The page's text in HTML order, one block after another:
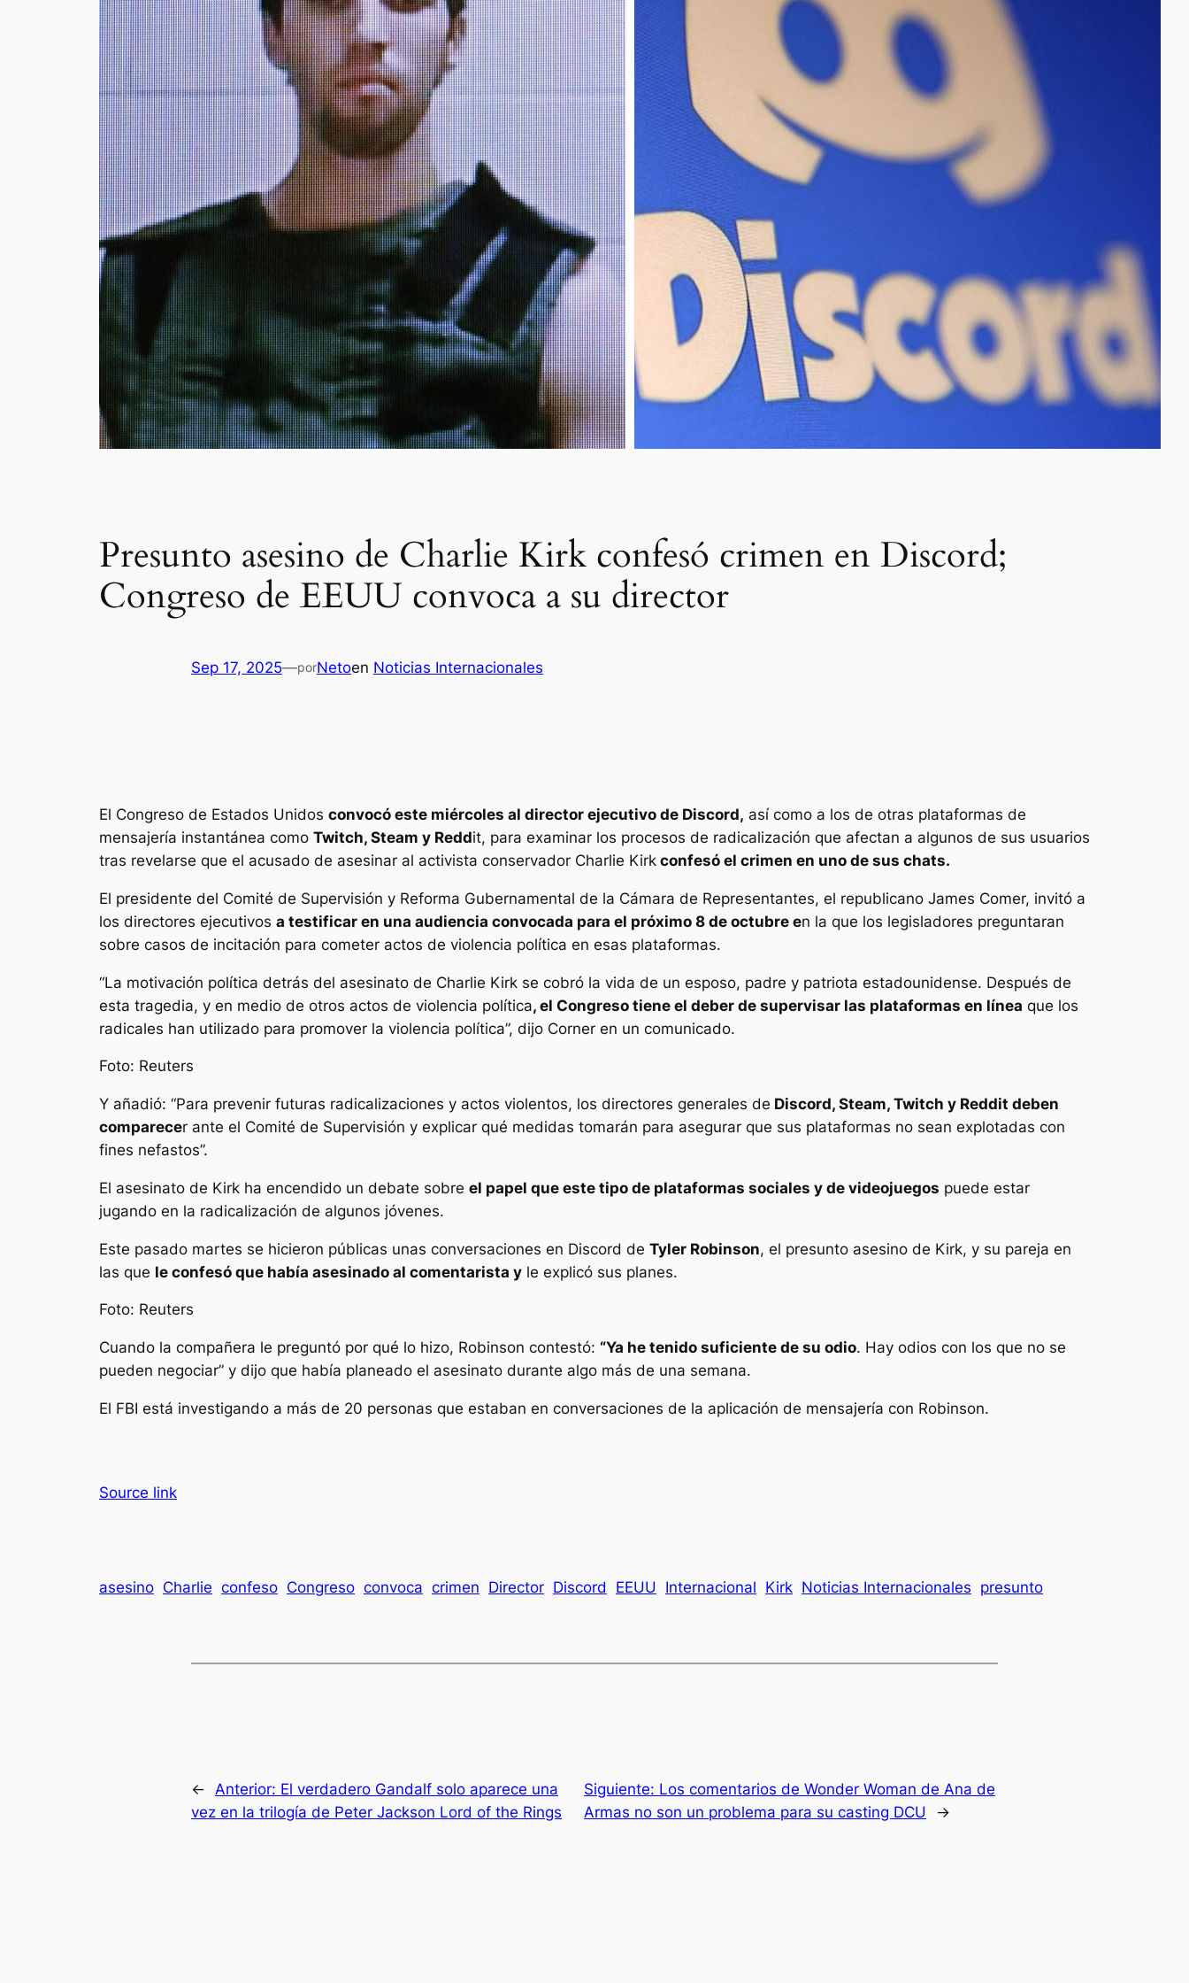
Presunto asesino de Charlie Kirk confesó crimen en Discord;
Congreso de EEUU convoca a su director
Sep 17, 2025—porNetoen Noticias Internacionales
El Congreso de Estados Unidos convocó este miércoles al director ejecutivo de Discord, así como a los de otras plataformas de
mensajería instantánea como Twitch, Steam y Reddit, para examinar los procesos de radicalización que afectan a algunos de sus usuarios
tras revelarse que el acusado de asesinar al activista conservador Charlie Kirk confesó el crimen en uno de sus chats.
El presidente del Comité de Supervisión y Reforma Gubernamental de la Cámara de Representantes, el republicano James Comer, invitó a
los directores ejecutivos a testificar en una audiencia convocada para el próximo 8 de octubre en la que los legisladores preguntaran
sobre casos de incitación para cometer actos de violencia política en esas plataformas.
“La motivación política detrás del asesinato de Charlie Kirk se cobró la vida de un esposo, padre y patriota estadounidense. Después de
esta tragedia, y en medio de otros actos de violencia política, el Congreso tiene el deber de supervisar las plataformas en línea que los
radicales han utilizado para promover la violencia política”, dijo Corner en un comunicado.
Foto: Reuters
Y añadió: “Para prevenir futuras radicalizaciones y actos violentos, los directores generales de Discord, Steam, Twitch y Reddit deben
comparecer ante el Comité de Supervisión y explicar qué medidas tomarán para asegurar que sus plataformas no sean explotadas con
fines nefastos”.
El asesinato de Kirk ha encendido un debate sobre el papel que este tipo de plataformas sociales y de videojuegos puede estar
jugando en la radicalización de algunos jóvenes.
Este pasado martes se hicieron públicas unas conversaciones en Discord de Tyler Robinson, el presunto asesino de Kirk, y su pareja en
las que le confesó que había asesinado al comentarista y le explicó sus planes.
Foto: Reuters
Cuando la compañera le preguntó por qué lo hizo, Robinson contestó: “Ya he tenido suficiente de su odio. Hay odios con los que no se
pueden negociar” y dijo que había planeado el asesinato durante algo más de una semana.
El FBI está investigando a más de 20 personas que estaban en conversaciones de la aplicación de mensajería con Robinson.
Source link
asesino Charlie confeso Congreso convoca crimen Director Discord EEUU Internacional Kirk Noticias Internacionales presunto
← Anterior: El verdadero Gandalf solo aparece una
vez en la trilogía de Peter Jackson Lord of the Rings
Siguiente: Los comentarios de Wonder Woman de Ana de
Armas no son un problema para su casting DCU
→